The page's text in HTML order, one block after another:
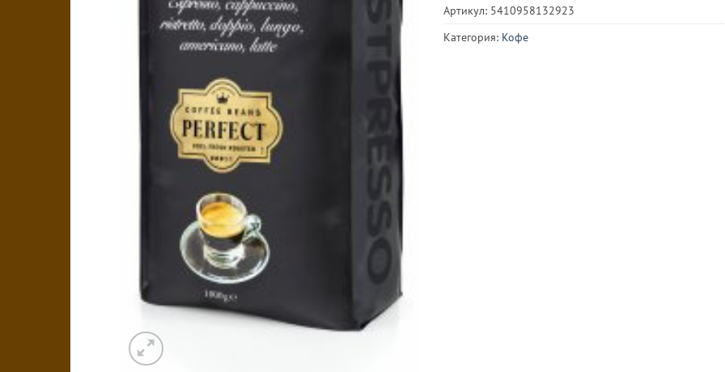
Артикул: 5410958132923
Категория: Кофе